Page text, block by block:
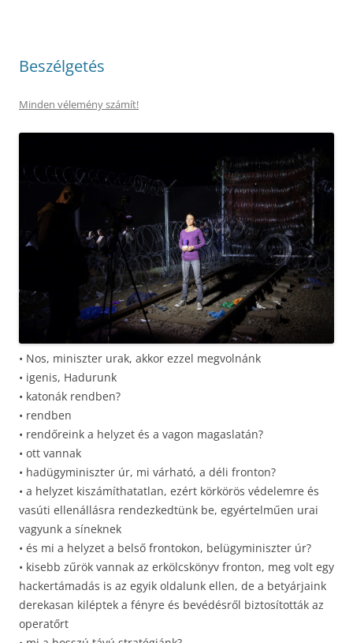
Beszélgetés
Minden vélemény számít!
• Nos, miniszter urak, akkor ezzel megvolnánk
• igenis, Hadurunk
• katonák rendben?
• rendben
• rendőreink a helyzet és a vagon magaslatán?
• ott vannak
• hadügyminiszter úr, mi várható, a déli fronton?
• a helyzet kiszámíthatatlan, ezért körkörös védelemre és
vasúti ellenállásra rendezkedtünk be, egyértelműen urai
vagyunk a síneknek
• és mi a helyzet a belső frontokon, belügyminiszter úr?
• kisebb zűrök vannak az erkölcskönyv fronton, meg volt egy
hackertámadás is az egyik oldalunk ellen, de a betyárjaink
derekasan kiléptek a fényre és bevédésről biztosították az
operatőrt